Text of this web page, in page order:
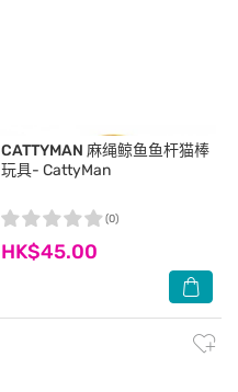
CATTYMAN 麻绳鲸鱼鱼杆猫棒
玩具- CattyMan
HK$45.00
(0)